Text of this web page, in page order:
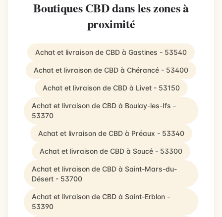
Boutiques CBD dans les zones à
proximité
Achat et livraison de CBD à Gastines - 53540
Achat et livraison de CBD à Chérancé - 53400
Achat et livraison de CBD à Livet - 53150
Achat et livraison de CBD à Boulay-les-Ifs -
53370
Achat et livraison de CBD à Préaux - 53340
Achat et livraison de CBD à Soucé - 53300
Achat et livraison de CBD à Saint-Mars-du-
Désert - 53700
Achat et livraison de CBD à Saint-Erblon -
53390